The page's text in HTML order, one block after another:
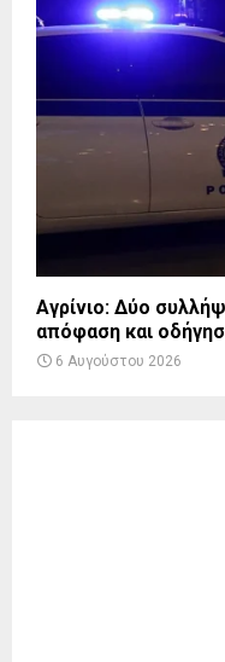
Αγρίνιο: Δύο
απόφαση και
6 Αυγούστου 2026